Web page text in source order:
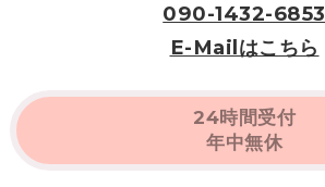
090-1432-6853
E-Mailはこちら
24時間受付
年中無休